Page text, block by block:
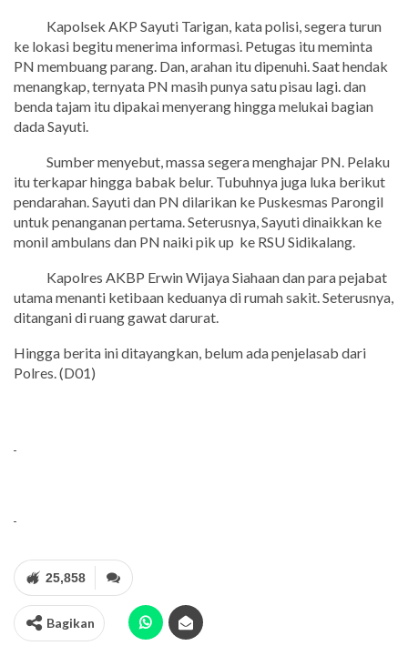
Kapolsek AKP Sayuti Tarigan, kata polisi, segera turun
ke lokasi begitu menerima informasi. Petugas itu meminta
PN membuang parang. Dan, arahan itu dipenuhi. Saat hendak
menangkap, ternyata PN masih punya satu pisau lagi. dan
benda tajam itu dipakai menyerang hingga melukai bagian
dada Sayuti.
Sumber menyebut, massa segera menghajar PN. Pelaku
itu terkapar hingga babak belur. Tubuhnya juga luka berikut
pendarahan. Sayuti dan PN dilarikan ke Puskesmas Parongil
untuk penanganan pertama. Seterusnya, Sayuti dinaikkan ke
monil ambulans dan PN naiki pik up ke RSU Sidikalang.
Kapolres AKBP Erwin Wijaya Siahaan dan para pejabat
utama menanti ketibaan keduanya di rumah sakit. Seterusnya,
ditangani di ruang gawat darurat.
Hingga berita ini ditayangkan, belum ada penjelasab dari
Polres. (D01)
25,858
Bagikan